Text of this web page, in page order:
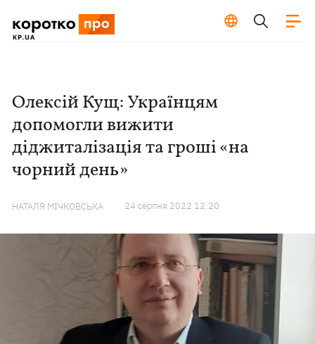
Олексій Кущ: Українцям
допомогли вижити
діджиталізація та гроші «на
чорний день»
НАТАЛЯ МІЧКОВСЬКА 24 серпня 2022 12:20